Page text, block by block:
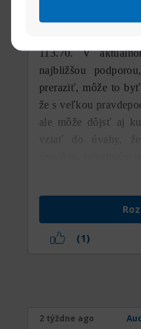
Očakávam, že v
113.70. V
najbližšou
preraziť, môže to
že s veľkou
ale môže dôjsť aj
vziať do úvahy,
(1)
2 týždne ago